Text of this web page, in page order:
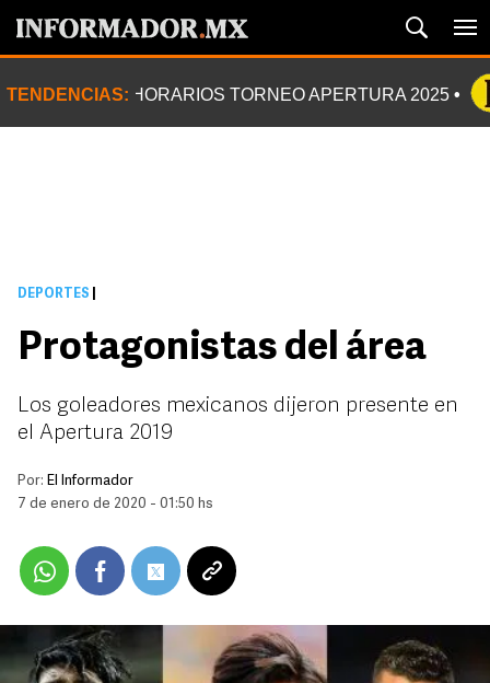
TENDENCIAS: HORARIOS TORNEO APERTURA 2025
DEPORTES
Protagonistas del área
Los goleadores mexicanos dijeron presente en
el Apertura 2019
Por: El Informador
7 de enero de 2020 - 01:50 hs